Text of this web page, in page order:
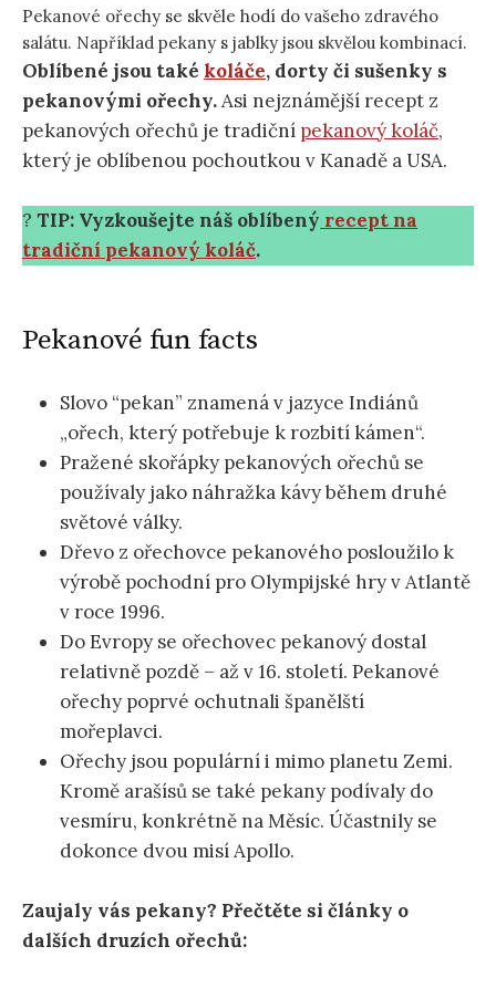
Pekanové ořechy se skvěle hodí do vašeho zdravého
salátu. Například pekany s jablky jsou skvělou kombinací.
Oblíbené jsou také koláče, dorty či sušenky s
pekanovými ořechy.Asi nejznámější recept z
pekanových ořechů je tradiční pekanový koláč,
který je oblíbenou pochoutkou v Kanadě a USA.
? TIP: Vyzkoušejte náš oblíbený recept na
tradiční pekanový koláč.
Pekanové fun facts
Slovo “pekan” znamená v jazyce Indiánů
„ořech, který potřebuje k rozbití kámen“.
Pražené skořápky pekanových ořechů se
používaly jako náhražka kávy během druhé
světové války.
Dřevo z ořechovce pekanového posloužilo k
výrobě pochodní pro Olympijské hry v Atlantě
v roce 1996.
Do Evropy se ořechovec pekanový dostal
relativně pozdě – až v 16. století. Pekanové
ořechy poprvé ochutnali španělští
mořeplavci.
Ořechy jsou populární i mimo planetu Zemi.
Kromě arašísů se také pekany podívaly do
vesmíru, konkrétně na Měsíc. Účastnily se
dokonce dvou misí Apollo.
Zaujaly vás pekany? Přečtěte si články o
dalších druzích ořechů: